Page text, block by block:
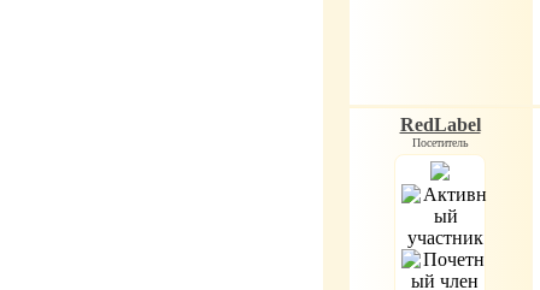
RedLabel
Посетитель